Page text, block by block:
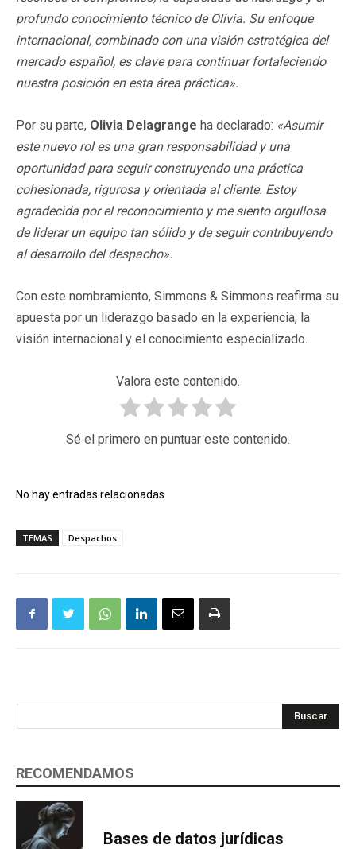
profundo conocimiento técnico de Olivia. Su enfoque
internacional, combinado con una visión estratégica del
mercado español, es clave para continuar fortaleciendo
nuestra posición en esta área práctica».
Por su parte, Olivia Delagrange ha declarado: «Asumir
este nuevo rol es una gran responsabilidad y una
oportunidad para seguir construyendo una práctica
cohesionada, rigurosa y orientada al cliente. Estoy
agradecida por el reconocimiento y me siento orgullosa
de liderar un equipo tan sólido y de seguir contribuyendo
al desarrollo del despacho».
Con este nombramiento, Simmons & Simmons reafirma su
apuesta por un liderazgo basado en la experiencia, la
visión internacional y el conocimiento especializado.
Valora este contenido.
Sé el primero en puntuar este contenido.
No hay entradas relacionadas
TEMAS Despachos
Buscar
RECOMENDAMOS
Bases de datos jurídicas